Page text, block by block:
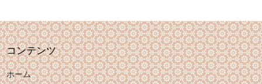
コンテンツ
ホーム